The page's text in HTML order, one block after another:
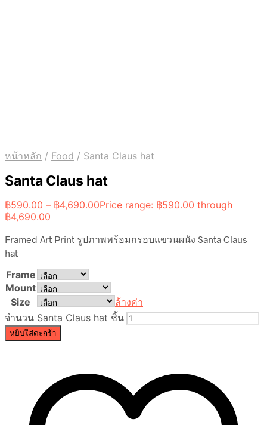
หน้าหลัก / Food / Santa Claus hat
Santa Claus hat
฿590.00 – ฿4,690.00Price range: ฿590.00 through
฿4,690.00
Framed Art Print รูปภาพพร้อมกรอบแขวนผนัง Santa Claus
hat
Frame
Mount
Size
ล้างค่า
จำนวน Santa Claus hat ชิ้น
หยิบใส่ตะกร้า